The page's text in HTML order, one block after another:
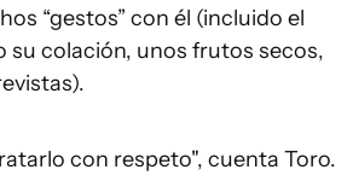
“gestos” con él (incluido el
su colación, unos frutos secos,
con respeto", cuenta Toro.